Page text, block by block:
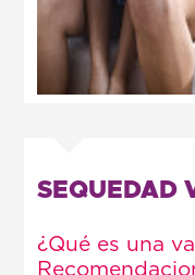
SEQUEDAD
¿Qué es una